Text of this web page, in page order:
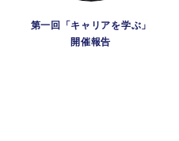
第一回「キャリアを学ぶ」
開催報告